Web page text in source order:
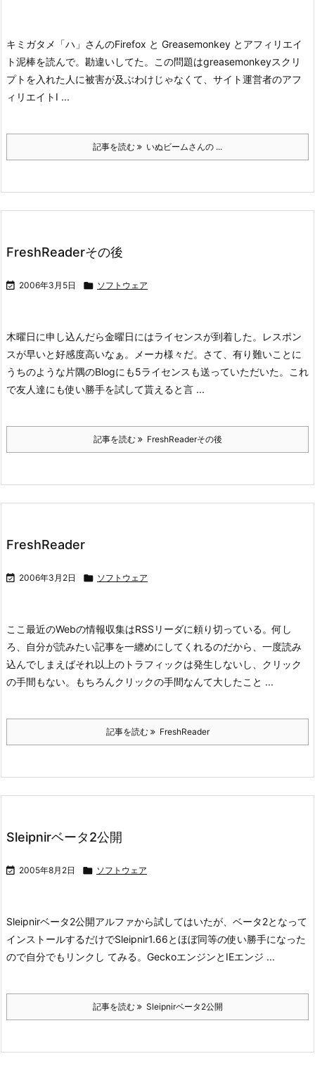
キミガタメ「ハ」さんのFirefox と Greasemonkey とアフィリエイ
ト泥棒を読んで。 勘違いしてた。この問題はgreasemonkeyスクリ
プトを入れた人に被害が及ぶわけじゃなくて、サイト運営者のアフ
ィリエイトI ...
記事を読む いぬビームさんの ...
FreshReaderその後
 2006年3月5日  ソフトウェア
木曜日に申し込んだら金曜日にはライセンスが到着した。レスポン
スが早いと好感度高いなぁ。メーカ様々だ。 さて、有り難いことに
うちのような片隅のBlogにも5ライセンスも送っていただいた。これ
で友人達にも使い勝手を試して貰えると言 ...
記事を読む FreshReaderその後
FreshReader
 2006年3月2日  ソフトウェア
ここ最近のWebの情報収集はRSSリーダに頼り切っている。何し
ろ、自分が読みたい記事を一纏めにしてくれるのだから、一度読み
込んでしまえばそれ以上のトラフィックは発生しないし、クリック
の手間もない。もちろんクリックの手間なんて大したこと ...
記事を読む FreshReader
Sleipnirベータ2公開
 2005年8月2日  ソフトウェア
Sleipnirベータ2公開アルファから試してはいたが、ベータ2となって
インストールするだけでSleipnir1.66とほぼ同等の使い勝手になった
ので自分でもリンクし てみる。 GeckoエンジンとIEエンジ ...
記事を読む Sleipnirベータ2公開